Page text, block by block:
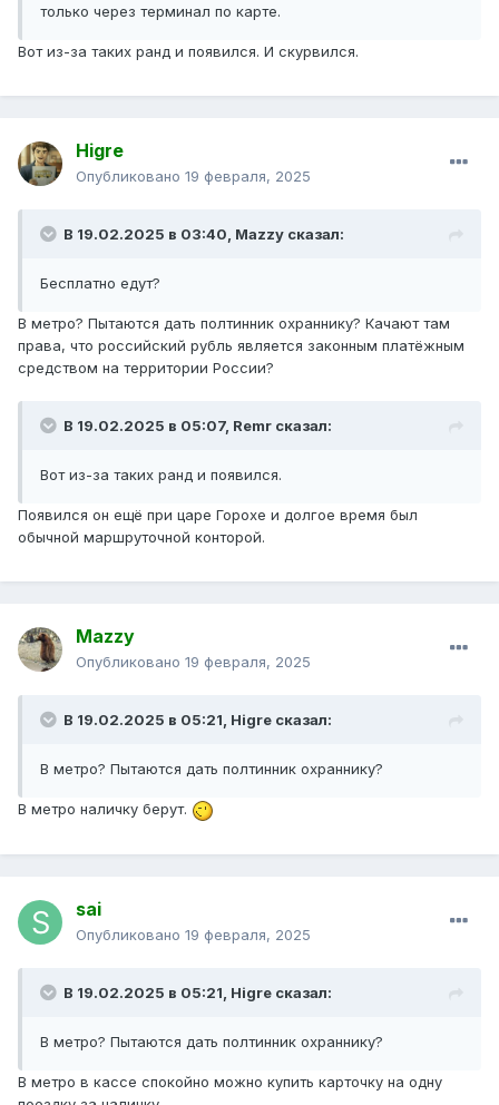
только через терминал по карте.
Вот из-за таких ранд и появился. И скурвился.
Higre
Опубликовано 19 февраля, 2025
В 19.02.2025 в 03:40, Mazzy сказал:
Бесплатно едут?
В метро? Пытаются дать полтинник охраннику? Качают там
права, что российский рубль является законным платёжным
средством на территории России?
В 19.02.2025 в 05:07, Remr сказал:
Вот из-за таких ранд и появился.
Появился он ещё при царе Горохе и долгое время был
обычной маршруточной конторой.
Mazzy
Опубликовано 19 февраля, 2025
В 19.02.2025 в 05:21, Higre сказал:
В метро? Пытаются дать полтинник охраннику?
В метро наличку берут.
sai
Опубликовано 19 февраля, 2025
В 19.02.2025 в 05:21, Higre сказал:
В метро? Пытаются дать полтинник охраннику?
В метро в кассе спокойно можно купить карточку на одну